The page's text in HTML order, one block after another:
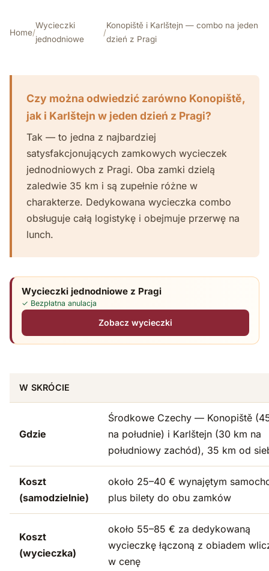
Home/
Wycieczki
jednodniowe
/
Konopiště i Karlštejn — combo na jeden
dzień z Pragi
Czy można odwiedzić zarówno Konopiště,
jak i Karlštejn w jeden dzień z Pragi?
Tak — to jedna z najbardziej
satysfakcjonujących zamkowych wycieczek
jednodniowych z Pragi. Oba zamki dzielą
zaledwie 35 km i są zupełnie różne w
charakterze. Dedykowana wycieczka combo
obsługuje całą logistykę i obejmuje przerwę na
lunch.
Wycieczki jednodniowe z Pragi
✓ Bezpłatna anulacja
Zobacz wycieczki
W SKRÓCIE
Gdzie
Środkowe Czechy — Konopiště
na południe) i Karlštejn (30 km na
południowy zachód), 35 km od
Koszt
(samodzielnie)
około 25–40 € wynajętym
plus bilety do obu zamków
Koszt
(wycieczka)
około 55–85 € za dedykowaną
wycieczkę łączoną z obiadem
w cenę